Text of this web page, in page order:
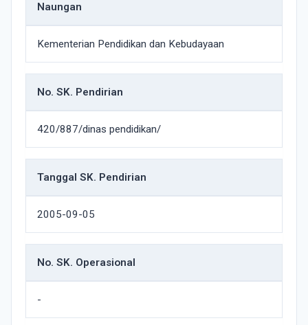
Naungan
Kementerian Pendidikan dan Kebudayaan
No. SK. Pendirian
420/887/dinas pendidikan/
Tanggal SK. Pendirian
2005-09-05
No. SK. Operasional
-